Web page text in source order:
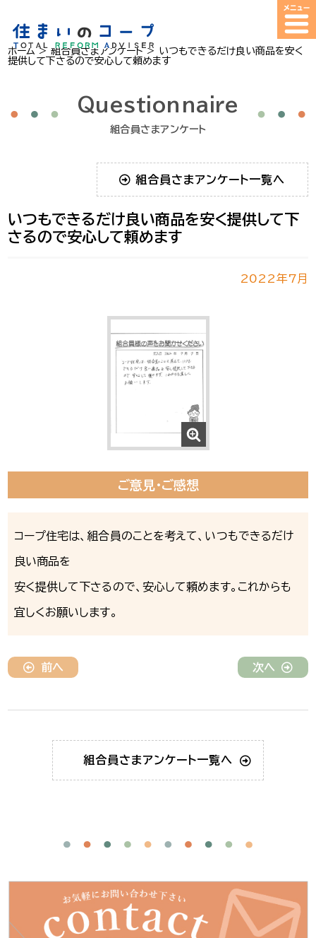
ホーム>組合員さまアンケート> いつもできるだけ良い商品を安く
提供して下さるので安心して頼めます
Questionnaire
組合員さまアンケート
組合員さまアンケート一覧へ
いつもできるだけ良い商品を安く提供して下
さるので安心して頼めます
2022年7月
ご意見・ご感想
コープ住宅は、組合員のことを考えて、いつもできるだけ
良い商品を
安く提供して下さるので、安心して頼めます。これからも
宜しくお願いします。
前へ 次へ
組合員さまアンケート一覧へ